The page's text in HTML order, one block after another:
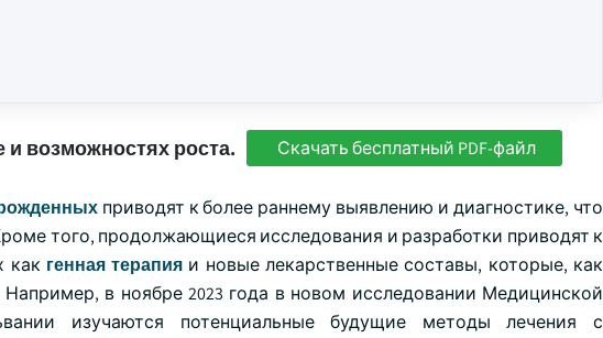
и возможностях роста. Скачать бесплатный PDF-файл
приводят к более раннему выявлению и диагностике, что
того, продолжающиеся исследования и разработки приводят к
как генная терапия и новые лекарственные составы, которые, как
в ноябре 2023 года в новом исследовании Медицинской
изучаются потенциальные будущие методы лечения с